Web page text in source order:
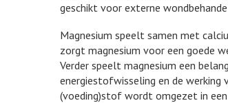
geschikt voor externe
Magnesium speelt samen met
zorgt magnesium voor een goede
Verder speelt magnesium een
energiestofwisseling en de werking
(voeding)stof wordt omgezet in